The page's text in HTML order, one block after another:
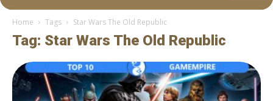
Home Tags Star Wars The Old Republic
Tag: Star Wars The Old Republic